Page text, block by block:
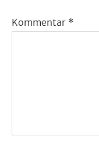
Kommentar *